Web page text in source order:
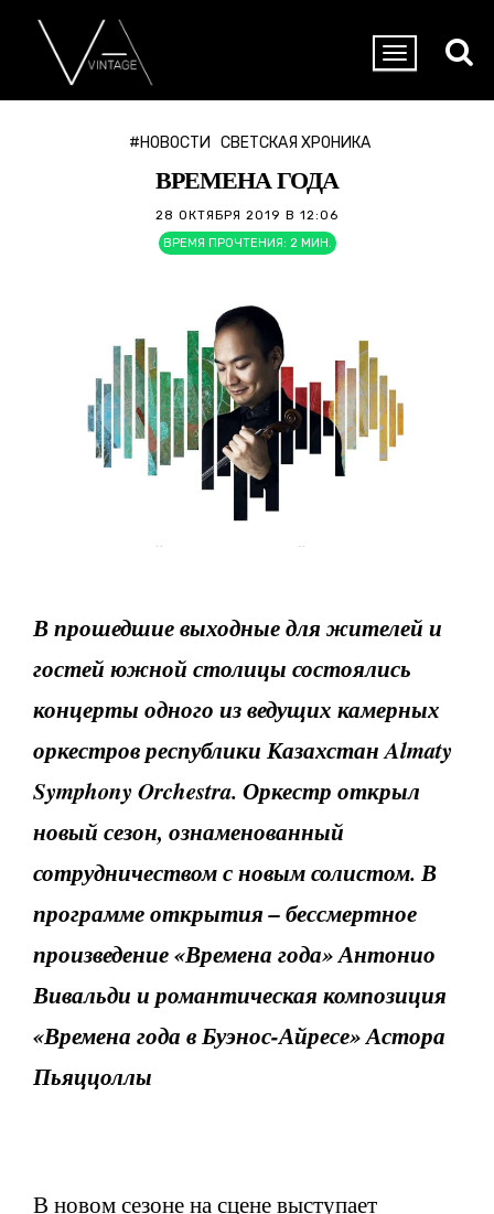
#НОВОСТИ СВЕТСКАЯ ХРОНИКА
ВРЕМЕНА ГОДА
28 ОКТЯБРЯ 2019 В 12:06
ВРЕМЯ ПРОЧТЕНИЯ: 2 МИН.
В прошедшие выходные для жителей и
гостей южной столицы состоялись
концерты одного из ведущих камерных
оркестров республики Казахстан Almaty
Symphony Orchestra. Оркестр открыл
новый сезон, ознаменованный
сотрудничеством с новым солистом. В
программе открытия – бессмертное
произведение «Времена года» Антонио
Вивальди и романтическая композиция
«Времена года в Буэнос-Айресе» Астора
Пьяццоллы
В новом сезоне на сцене выступает